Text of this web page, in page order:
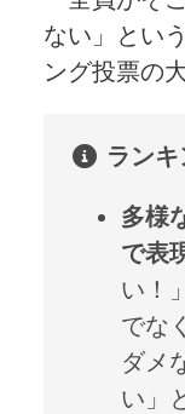
ない」とい
ング投票の
ラン
多様
で表
い！
でな
ダメ
い」